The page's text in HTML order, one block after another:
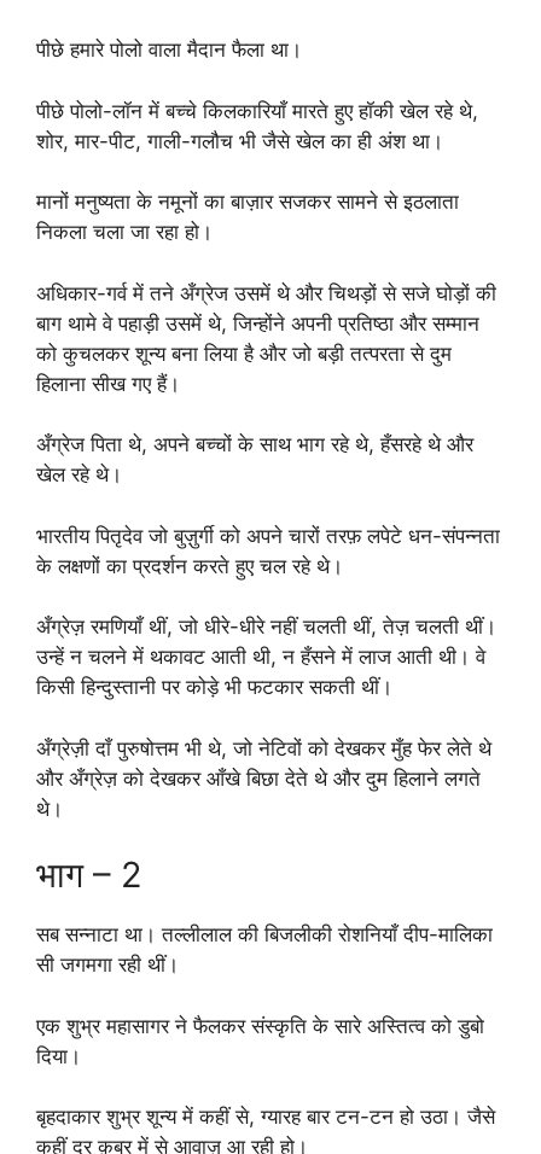
पीछे हमारे पोलो वाला मैदान फैला था।
पीछे पोलो-लॉन में बच्चे किलकारियाँ मारते हुए हॉकी खेल रहे थे,
शोर, मार-पीट, गाली-गलौच भी जैसे खेल का ही अंश था।
मानों मनुष्यता के नमूनों का बाज़ार सजकर सामने से इठलाता
निकला चला जा रहा हो।
अधिकार-गर्व में तने अँग्रेज उसमें थे और चिथड़ों से सजे घोड़ों की
बाग थामे वे पहाड़ी उसमें थे, जिन्होंने अपनी प्रतिष्ठा और सम्मान
को कुचलकर शून्य बना लिया है और जो बड़ी तत्परता से दुम
हिलाना सीख गए हैं।
अँग्रेज पिता थे, अपने बच्चों के साथ भाग रहे थे, हँसरहे थे और
खेल रहे थे।
भारतीय पितृदेव जो बुज़ुर्गी को अपने चारों तरफ़ लपेटे धन-संपन्नता
के लक्षणों का प्रदर्शन करते हुए चल रहे थे।
अँग्रेज़ रमणियाँ थीं, जो धीरे-धीरे नहीं चलती थीं, तेज़ चलती थीं।
उन्हें न चलने में थकावट आती थी, न हँसने में लाज आती थी। वे
किसी हिन्दुस्तानी पर कोड़े भी फटकार सकती थीं।
अँग्रेज़ी दाँ पुरुषोत्तम भी थे, जो नेटिवों को देखकर मुँह फेर लेते थे
और अँग्रेज़ को देखकर आँखे बिछा देते थे और दुम हिलाने लगते
थे।
भाग – 2
सब सन्नाटा था। तल्लीलाल की बिजलीकी रोशनियाँ दीप-मालिका
सी जगमगा रही थीं।
एक शुभ्र महासागर ने फैलकर संस्कृति के सारे अस्तित्व को डुबो
दिया।
बृहदाकार शुभ्र शून्य में कहीं से, ग्यारह बार टन-टन हो उठा। जैसे
कहीं दूर क़ब्र में से आवाज़ आ रही हो।